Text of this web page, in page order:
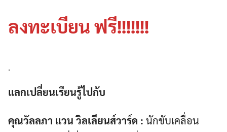
ลงทะเบียน ฟรี!!!!!!!
.
แลกเปลี่ยนเรียนรู้ไปกับ
คุณวัลลภา แวน วิลเลียนส์วาร์ด : นักขับเคลื่อน